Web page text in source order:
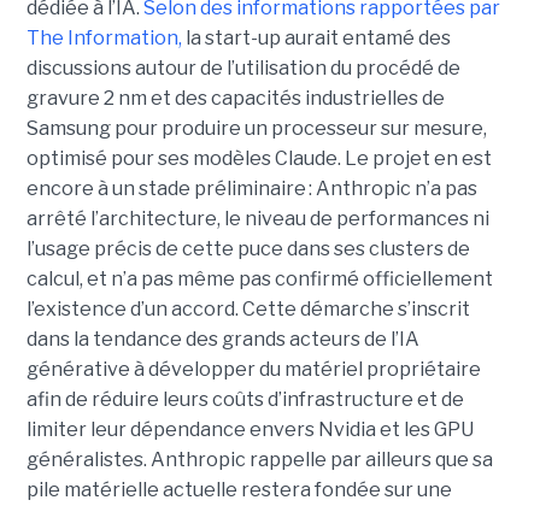
dédiée à l’IA. Selon des informations rapportées par
The Information, la start-up aurait entamé des
discussions autour de l’utilisation du procédé de
gravure 2 nm et des capacités industrielles de
Samsung pour produire un processeur sur mesure,
optimisé pour ses modèles Claude. Le projet en est
encore à un stade préliminaire : Anthropic n’a pas
arrêté l’architecture, le niveau de performances ni
l’usage précis de cette puce dans ses clusters de
calcul, et n’a pas même pas confirmé officiellement
l’existence d’un accord. Cette démarche s’inscrit
dans la tendance des grands acteurs de l’IA
générative à développer du matériel propriétaire
afin de réduire leurs coûts d’infrastructure et de
limiter leur dépendance envers Nvidia et les GPU
généralistes. Anthropic rappelle par ailleurs que sa
pile matérielle actuelle restera fondée sur une